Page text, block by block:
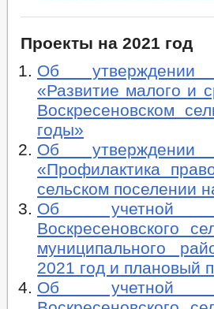
Проекты на 2021 год
Об утверждении
«Развитие малого и
Воскресеновском
годы»
Об утверждении
«Профилактика
сельском поселении
Об учетной
Воскресеновского
муниципального
2021 год и плановый
Об учетной